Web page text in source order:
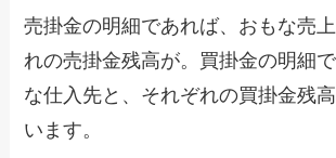
売掛金の明細であれば、おもな売
れの売掛金残高が。買掛金の明細
な仕入先と、それぞれの買掛金残
います。